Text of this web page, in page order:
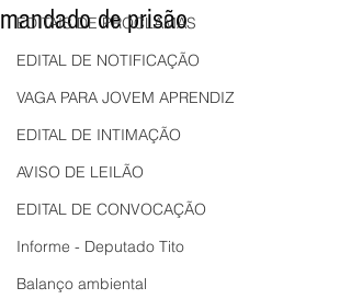
EDITAIS DE PROCLAMAS
EDITAL DE NOTIFICAÇÃO
VAGA PARA JOVEM APRENDIZ
EDITAL DE INTIMAÇÃO
AVISO DE LEILÃO
EDITAL DE CONVOCAÇÃO
Informe - Deputado Tito
Balanço ambiental
mandado de prisão